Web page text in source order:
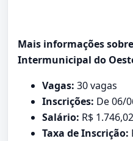
Mais informações
Intermunicipal do
Vagas: 30 vagas
Inscrições: De 06/
Salário: R$ 1.746,02
Taxa de Inscrição: